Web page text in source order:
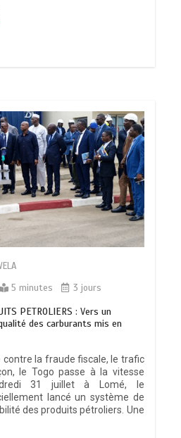
5 minutes 3 jours
PETROLIERS : Vers un
des carburants mis en
la fraude fiscale, le trafic
le Togo passe à la vitesse
31 juillet à Lomé, le
lancé un système de
des produits pétroliers. Une